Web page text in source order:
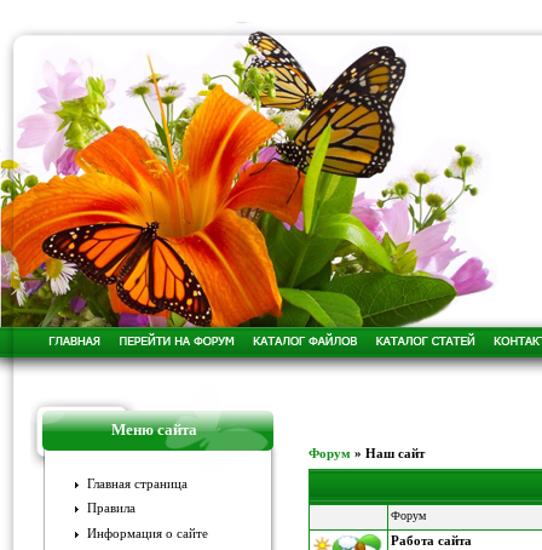
Меню сайта
Главная страница
Правила
Информация о сайте
Форум » Наш сайт
Форум
Работа сайта